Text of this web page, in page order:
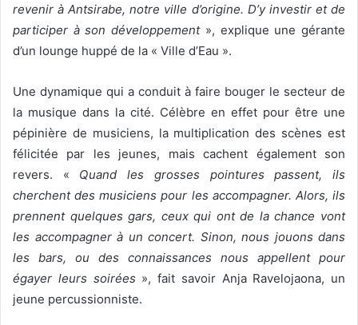
revenir à Antsirabe, notre ville d’origine. D’y investir et de
participer à son développement», explique une gérante
d’un lounge huppé de la « Ville d’Eau ».
Une dynamique qui a conduit à faire bouger le secteur de
la musique dans la cité. Célèbre en effet pour être une
pépinière de musiciens, la multiplication des scènes est
félicitée par les jeunes, mais cachent également son
revers. « Quand les grosses pointures passent, ils
cherchent des musiciens pour les accompagner. Alors, ils
prennent quelques gars, ceux qui ont de la chance vont
les accompagner à un concert. Sinon, nous jouons dans
les bars, ou des connaissances nous appellent pour
égayer leurs soirées », fait savoir Anja Ravelojaona, un
jeune percussionniste.